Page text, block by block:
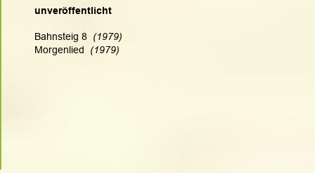
unveröffentlicht
Bahnsteig 8 (1979)
Morgenlied (1979)